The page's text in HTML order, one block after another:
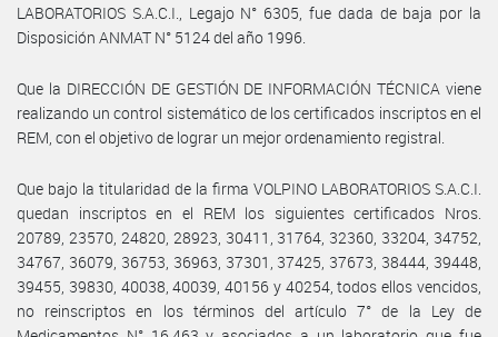
LABORATORIOS S.A.C.I., Legajo N° 6305, fue dada de baja por la
Disposición ANMAT N° 5124 del año 1996.
Que la DIRECCIÓN DE GESTIÓN DE INFORMACIÓN TÉCNICA viene
realizando un control sistemático de los certificados inscriptos en el
REM, con el objetivo de lograr un mejor ordenamiento registral.
Que bajo la titularidad de la firma VOLPINO LABORATORIOS S.A.C.I.
quedan inscriptos en el REM los siguientes certificados Nros.
20789, 23570, 24820, 28923, 30411, 31764, 32360, 33204, 34752,
34767, 36079, 36753, 36963, 37301, 37425, 37673, 38444, 39448,
39455, 39830, 40038, 40039, 40156 y 40254, todos ellos vencidos,
no reinscriptos en los términos del artículo 7° de la Ley de